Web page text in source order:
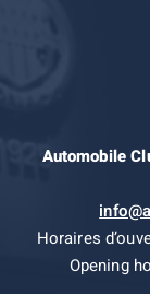
Automobile
Horaires
Opening